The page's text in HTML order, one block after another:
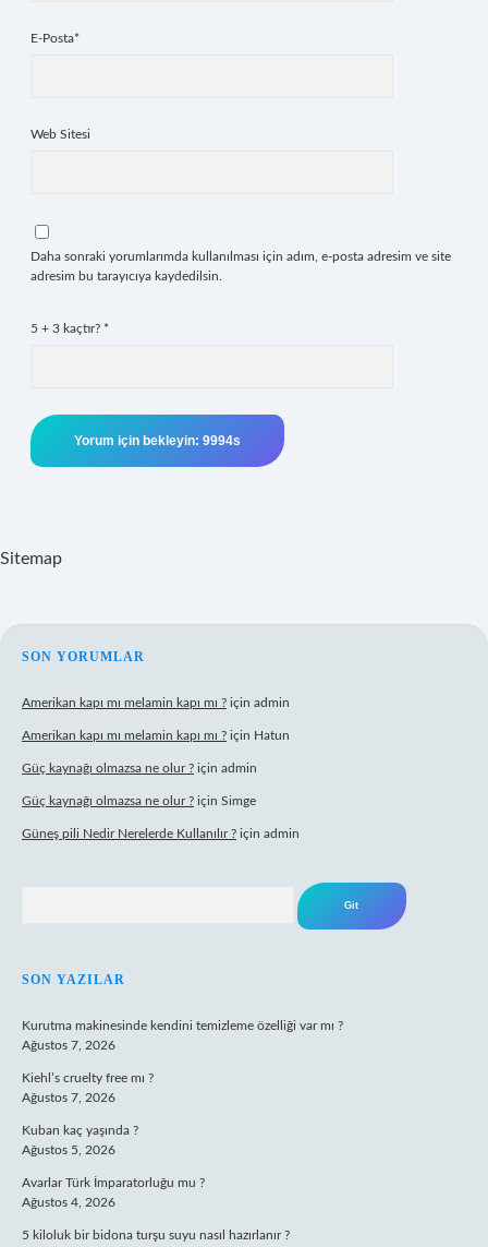
E-Posta*
Web Sitesi
Daha sonraki yorumlarımda kullanılması için adım, e-posta adresim ve site
adresim bu tarayıcıya kaydedilsin.
5 + 3 kaçtır? *
Sitemap
SIDEBAR
SON YORUMLAR
Amerikan kapı mı melamin kapı mı ? için admin
Amerikan kapı mı melamin kapı mı ? için Hatun
Güç kaynağı olmazsa ne olur ? için admin
Güç kaynağı olmazsa ne olur ? için Simge
Güneş pili Nedir Nerelerde Kullanılır ? için admin
SON YAZILAR
Kurutma makinesinde kendini temizleme özelliği var mı ?
Ağustos 7, 2026
Kiehl’s cruelty free mı ?
Ağustos 7, 2026
Kuban kaç yaşında ?
Ağustos 5, 2026
Avarlar Türk İmparatorluğu mu ?
Ağustos 4, 2026
5 kiloluk bir bidona turşu suyu nasıl hazırlanır ?